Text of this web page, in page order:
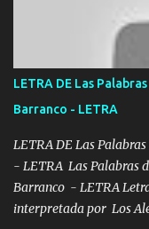
verde se le extraña pa
POR CLAVE ES EL
tirante andamos mi
se ve limpio el camino
misma piedra me
en corto me tiró a per...
LETRA DE Las
Barranco - LETRA
LETRA DE Las
- LETRA Las Palabras
Barranco - LETRA
interpretada por Los